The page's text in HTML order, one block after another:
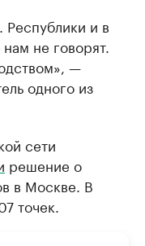
Республики и в
не говорят.
—
одного из
сети
решение о
в Москве. В
точек.